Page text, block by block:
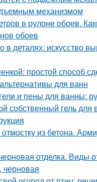
механизмом
в рулоне обоев.
обоев
в деталях: искусство
простой способ
для ванн
и пены для ванны:
собственный гель для
отмостку из бетона.
отделка. Виды
черновая